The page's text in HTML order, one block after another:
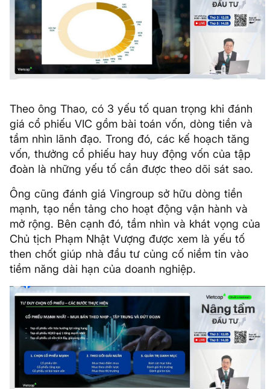
Theo ông Thao, có 3 yếu tố quan trọng khi đánh
giá cổ phiếu VIC gồm bài toán vốn, dòng tiền và
tầm nhìn lãnh đạo. Trong đó, các kế hoạch tăng
vốn, thưởng cổ phiếu hay huy động vốn của tập
đoàn là những yếu tố cần được theo dõi sát sao.
Ông cũng đánh giá Vingroup sở hữu dòng tiền
mạnh, tạo nền tảng cho hoạt động vận hành và
mở rộng. Bên cạnh đó, tầm nhìn và khát vọng của
Chủ tịch Phạm Nhật Vượng được xem là yếu tố
then chốt giúp nhà đầu tư củng cố niềm tin vào
tiềm năng dài hạn của doanh nghiệp.